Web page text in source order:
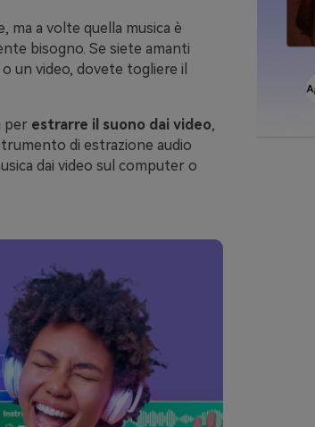
ma a volte quella musica è
bisogno. Se siete amanti
un video, dovete togliere il
per estrarre il suono dai video,
di estrazione audio
dai video sul computer o